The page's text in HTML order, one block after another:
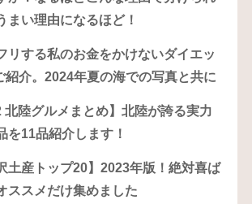
まい理由になるほど！
リする私のお金をかけないダイエッ
紹介。2024年夏の海での写真と共に
北陸グルメまとめ】北陸が誇る実力
を11品紹介します！
土産トップ20】2023年版！絶対喜ば
ススメだけ集めました